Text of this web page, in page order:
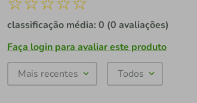
classificação média: 0 (0 avaliações)
Faça login para avaliar este produto
Mais recentes Todos